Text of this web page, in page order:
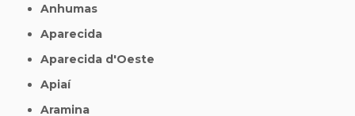
Anhumas
Aparecida
Aparecida d'Oeste
Apiaí
Aramina